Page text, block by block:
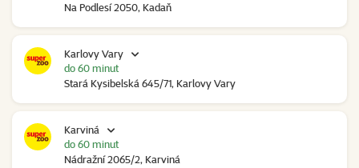
Na Podlesí 2050, Kadaň
Karlovy Vary
Stará Kysibelská 645/71, Karlovy Vary
do 60 minut
Karviná
Nádražní 2065/2, Karviná
do 60 minut